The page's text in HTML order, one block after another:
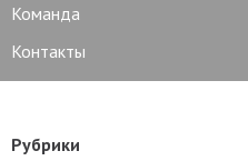
Команда
Контакты
Рубрики